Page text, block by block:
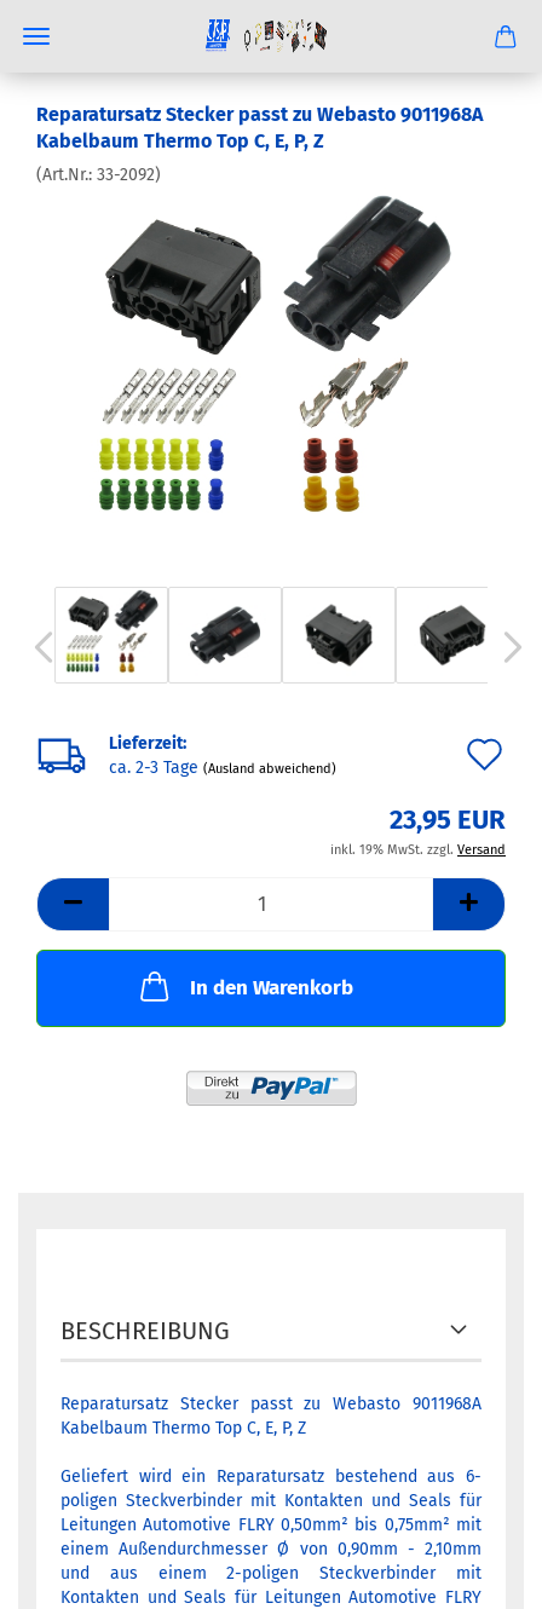
Reparatursatz Stecker passt zu Webasto 9011968A
Kabelbaum Thermo Top C, E, P, Z
(Art.Nr.: 33-2092)
Lieferzeit:
ca. 2-3 Tage (Ausland abweichend)
23,95 EUR
inkl. 19% MwSt. zzgl. Versand
In den Warenkorb
BESCHREIBUNG
Reparatursatz Stecker passt zu Webasto 9011968A
Kabelbaum Thermo Top C, E, P, Z
Geliefert wird ein Reparatursatz bestehend aus 6-
poligen Steckverbinder mit Kontakten und Seals für
Leitungen Automotive FLRY 0,50mm² bis 0,75mm² mit
einem Außendurchmesser Ø von 0,90mm - 2,10mm
und aus einem 2-poligen Steckverbinder mit
Kontakten und Seals für Leitungen Automotive FLRY